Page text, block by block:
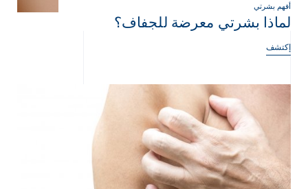
أفهم بشرتي
لماذا بشرتي معرضة للجفاف؟
إكتشف